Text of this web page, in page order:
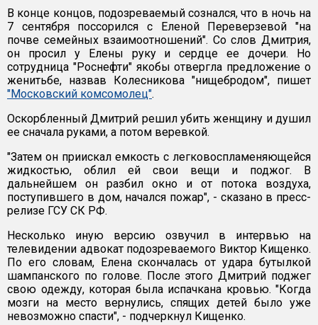
В конце концов, подозреваемый сознался, что в ночь на
7 сентября поссорился с Еленой Переверзевой "на
почве семейных взаимоотношений". Со слов Дмитрия,
он просил у Елены руку и сердце ее дочери. Но
сотрудница "Роснефти" якобы отвергла предложение о
женитьбе, назвав Колесникова "нищебродом", пишет
"Московский комсомолец".
Оскорбленный Дмитрий решил убить женщину и душил
ее сначала руками, а потом веревкой.
"Затем он приискал емкость с легковоспламеняющейся
жидкостью, облил ей свои вещи и поджог. В
дальнейшем он разбил окно и от потока воздуха,
поступившего в дом, начался пожар", - сказано в пресс-
релизе ГСУ СК РФ.
Несколько иную версию озвучил в интервью на
телевидении адвокат подозреваемого Виктор Кищенко.
По его словам, Елена скончалась от удара бутылкой
шампанского по голове. После этого Дмитрий поджег
свою одежду, которая была испачкана кровью. "Когда
мозги на место вернулись, спящих детей было уже
невозможно спасти", - подчеркнул Кищенко.